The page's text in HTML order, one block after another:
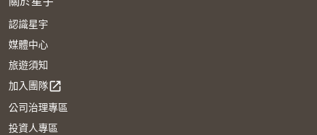
認識星宇
媒體中心
旅遊須知
加入團隊open_in_new
公司治理專區
投資人專區